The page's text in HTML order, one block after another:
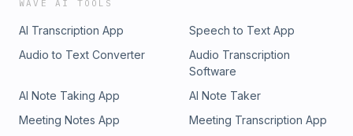
WAVE AI TOOLS
AI Transcription App
Speech to Text App
Audio to Text Converter
Audio Transcription
Software
AI Note Taking App
AI Note Taker
Meeting Notes App
Meeting Transcription App